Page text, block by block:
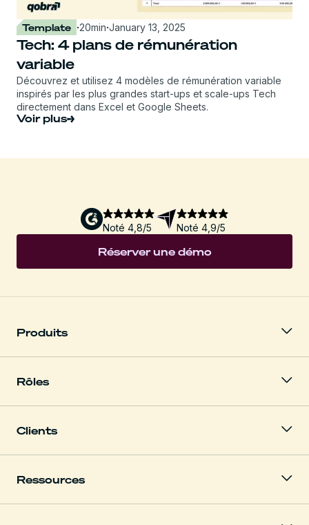
Template ·20min·January 13, 2025
Tech: 4 plans de rémunération
variable
Découvrez et utilisez 4 modèles de rémunération variable
inspirés par les plus grandes start-ups et scale-ups Tech
directement dans Excel et Google Sheets.
Voir plus
Noté 4,8/5 Noté 4,9/5
Réserver une démo
Produits
Rôles
Clients
Ressources